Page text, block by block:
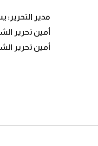
مدير
أمين تحرير
أمين تحرير